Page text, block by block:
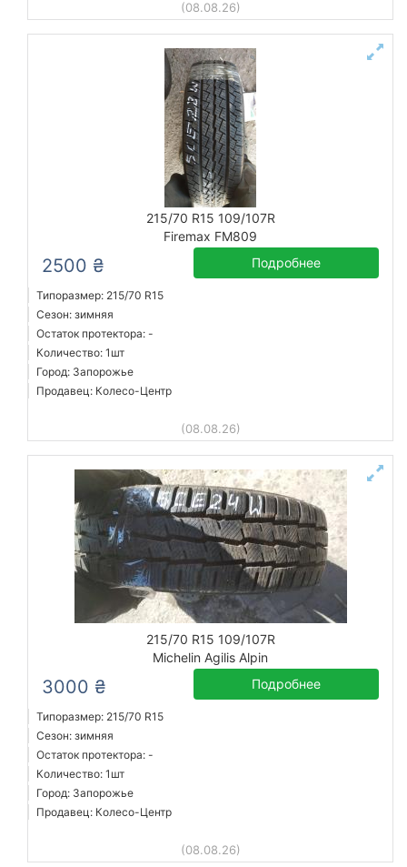
(08.08.26)
215/70 R15 109/107R
Firemax FM809
2500 ₴ Подробнее
Типоразмер: 215/70 R15
Сезон: зимняя
Остаток протектора: -
Количество: 1шт
Город: Запорожье
Продавец: Колесо-Центр
(08.08.26)
215/70 R15 109/107R
Michelin Agilis Alpin
3000 ₴ Подробнее
Типоразмер: 215/70 R15
Сезон: зимняя
Остаток протектора: -
Количество: 1шт
Город: Запорожье
Продавец: Колесо-Центр
(08.08.26)